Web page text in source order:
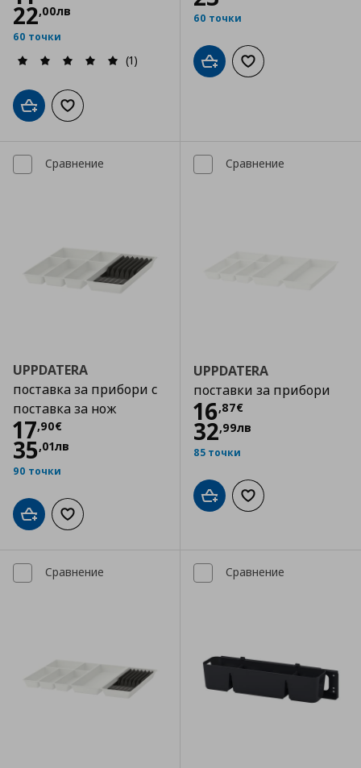
22,00лв
60 точки
(1)
Добави в кошницата
Добави към списъка с любими
60 точки
Добави в кошницата
Добави към
Сравнение
UPPDATERA
поставка за прибори с
поставка за нож
17,90€
Цена
35,01лв
90 точки
Добави в кошницата
Добави към списъка с любими
Сравнение
UPPDATERA
поставки за прибори
16,87€
Цена
32,99лв
85 точки
Добави в кошницата
Добави към
Сравнение Сравнение